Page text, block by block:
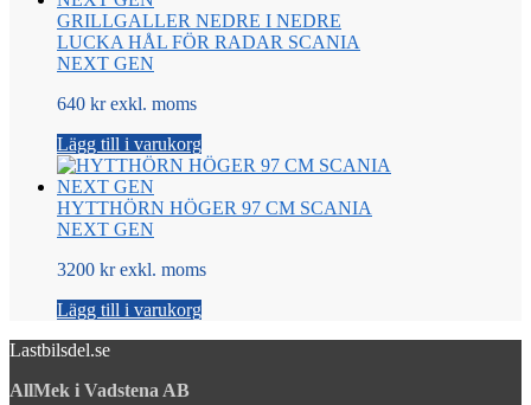
GRILLGALLER NEDRE I NEDRE
LUCKA HÅL FÖR RADAR SCANIA
NEXT GEN
640 kr exkl. moms
Lägg till i varukorg
HYTTHÖRN HÖGER 97 CM SCANIA
NEXT GEN
3200 kr exkl. moms
Lägg till i varukorg
Lastbilsdel.se
AllMek i Vadstena AB